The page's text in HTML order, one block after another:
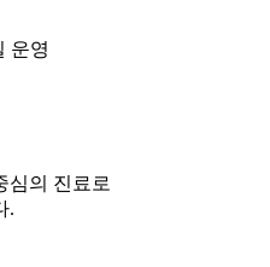
운영
심의 진료로
.